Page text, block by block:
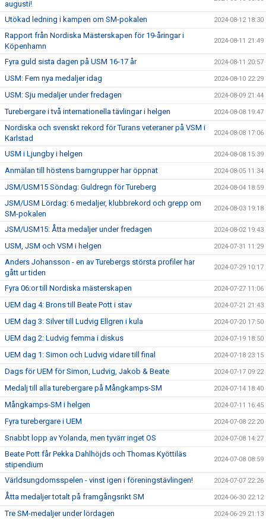
augusti!
Utökad ledning i kampen om SM-pokalen 2024-08-12 18:30
Rapport från Nordiska Mästerskapen för 19-åringar i
Köpenhamn
2024-08-11 21:49
Fyra guld sista dagen på USM 16-17 år 2024-08-11 20:57
USM: Fem nya medaljer idag 2024-08-10 22:29
USM: Sju medaljer under fredagen 2024-08-09 21:44
Turebergare i två internationella tävlingar i helgen 2024-08-08 19:47
Nordiska och svenskt rekord för Turans veteraner på VSM i
Karlstad
2024-08-08 17:06
USM i Ljungby i helgen 2024-08-08 15:39
Anmälan till höstens barngrupper har öppnat 2024-08-05 11:34
JSM/USM15 Söndag: Guldregn för Tureberg 2024-08-04 18:59
JSM/USM Lördag: 6 medaljer, klubbrekord och grepp om
SM-pokalen
2024-08-03 19:18
JSM/USM15: Åtta medaljer under fredagen 2024-08-02 19:43
USM, JSM och VSM i helgen 2024-07-31 11:29
Anders Johansson - en av Turebergs största profiler har
gått ur tiden
2024-07-29 10:17
Fyra 06:or till Nordiska mästerskapen 2024-07-27 11:06
UEM dag 4: Brons till Beate Pott i stav 2024-07-21 21:43
UEM dag 3: Silver till Ludvig Ellgren i kula 2024-07-20 17:50
UEM dag 2: Ludvig femma i diskus 2024-07-19 18:50
UEM dag 1: Simon och Ludvig vidare till final 2024-07-18 23:15
Dags för UEM för Simon, Ludvig, Jakob & Beate 2024-07-17 09:22
Medalj till alla turebergare på Mångkamps-SM 2024-07-14 18:40
Mångkamps-SM i helgen 2024-07-11 16:45
Fyra turebergare i UEM 2024-07-08 22:20
Snabbt lopp av Yolanda, men tyvärr inget OS 2024-07-08 14:27
Beate Pott får Pekka Dahlhöjds och Thomas Kyöttiläs
stipendium
2024-07-08 08:59
Världsungdomsspelen - vinst igen i föreningstävlingen! 2024-07-07 22:26
Åtta medaljer totalt på framgångsrikt SM 2024-06-30 22:12
Tre SM-medaljer under lördagen 2024-06-29 21:13